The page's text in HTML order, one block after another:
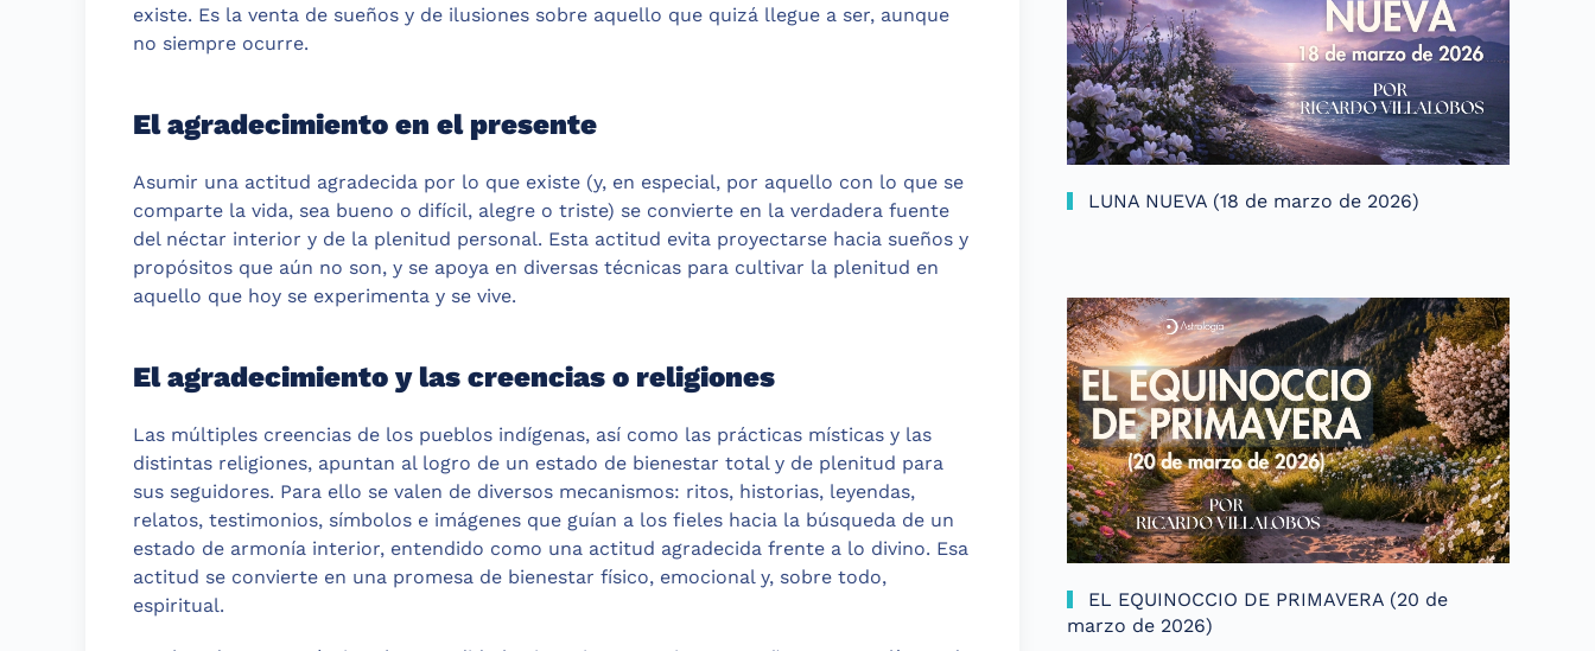
existe. Es la venta de sueños y de ilusiones sobre aquello que quizá llegue a ser, aunque
no siempre ocurre.
El agradecimiento en el presente
Asumir una actitud agradecida por lo que existe (y, en especial, por aquello con lo que se
comparte la vida, sea bueno o difícil, alegre o triste) se convierte en la verdadera fuente
del néctar interior y de la plenitud personal. Esta actitud evita proyectarse hacia sueños y
propósitos que aún no son, y se apoya en diversas técnicas para cultivar la plenitud en
aquello que hoy se experimenta y se vive.
El agradecimiento y las creencias o religiones
Las múltiples creencias de los pueblos indígenas, así como las prácticas místicas y las
distintas religiones, apuntan al logro de un estado de bienestar total y de plenitud para
sus seguidores. Para ello se valen de diversos mecanismos: ritos, historias, leyendas,
relatos, testimonios, símbolos e imágenes que guían a los fieles hacia la búsqueda de un
estado de armonía interior, entendido como una actitud agradecida frente a lo divino. Esa
actitud se convierte en una promesa de bienestar físico, emocional y, sobre todo,
espiritual.
LUNA NUEVA (18 de marzo de 2026)
EL EQUINOCCIO DE PRIMAVERA (20 de
marzo de 2026)